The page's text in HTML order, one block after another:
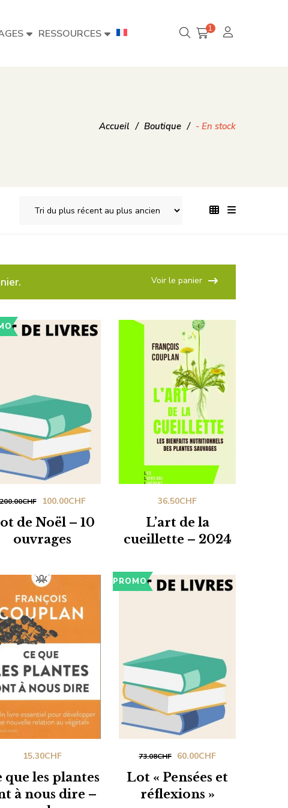
RESSOURCES 1
Accueil / Boutique / - En stock
Voir le panier
de Noël – 10
ouvrages
CHF
Le
prix
100.00CHFLe
prix
L’art de la
cueillette – 2024
36.50CHF
que les plantes
à nous dire –
15.30CHF
PROMO
Lot « Pensées et
réflexions »
73.08CHF
Le
initial
60.00CHFLe
prix